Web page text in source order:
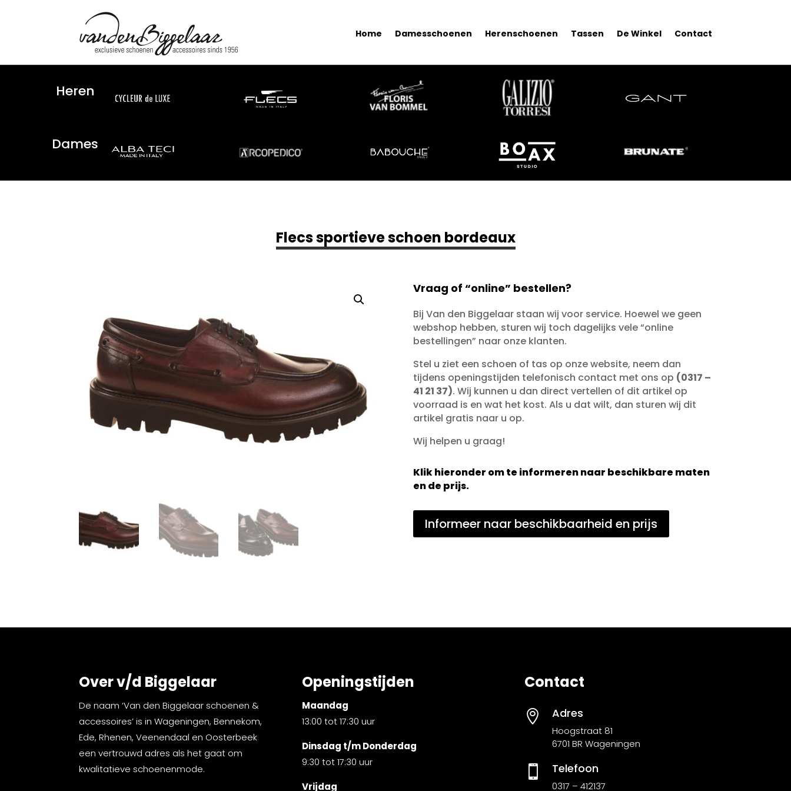
Home Damesschoenen Herenschoenen Tassen De Winkel Contact
Heren
Dames
Flecs sportieve schoen bordeaux
Vraag of “online” bestellen?
Bij Van den Biggelaar staan wij voor service. Hoewel we geen
webshop hebben, sturen wij toch dagelijks vele “online
bestellingen” naar onze klanten.
Stel u ziet een schoen of tas op onze website, neem dan
tijdens openingstijden telefonisch contact met ons op (0317 –
41 21 37). Wij kunnen u dan direct vertellen of dit artikel op
voorraad is en wat het kost. Als u dat wilt, dan sturen wij dit
artikel gratis naar u op.
Wij helpen u graag!
Klik hieronder om te informeren naar beschikbare maten
en de prijs.
Informeer naar beschikbaarheid en prijs
Over v/d Biggelaar
De naam ‘Van den Biggelaar schoenen &
accessoires’ is in Wageningen, Bennekom,
Ede, Rhenen, Veenendaal en Oosterbeek
een vertrouwd adres als het gaat om
kwalitatieve schoenenmode.
Openingstijden
Maandag
13:00 tot 17:30 uur
Dinsdag t/m Donderdag
9:30 tot 17:30 uur
Vrijdag
Contact
 Adres
Hoogstraat 81
6701 BR Wageningen
 Telefoon
0317 – 412137